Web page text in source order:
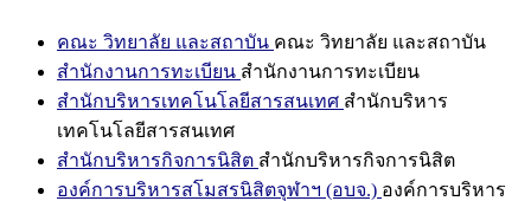
คณะ วิทยาลัย และสถาบัน คณะ วิทยาลัย และสถาบัน
สำนักงานการทะเบียน สำนักงานการทะเบียน
สำนักบริหารเทคโนโลยีสารสนเทศ สำนักบริหาร
เทคโนโลยีสารสนเทศ
สำนักบริหารกิจการนิสิต สำนักบริหารกิจการนิสิต
องค์การบริหารสโมสรนิสิตจุฬาฯ (อบจ.) องค์การบริหาร